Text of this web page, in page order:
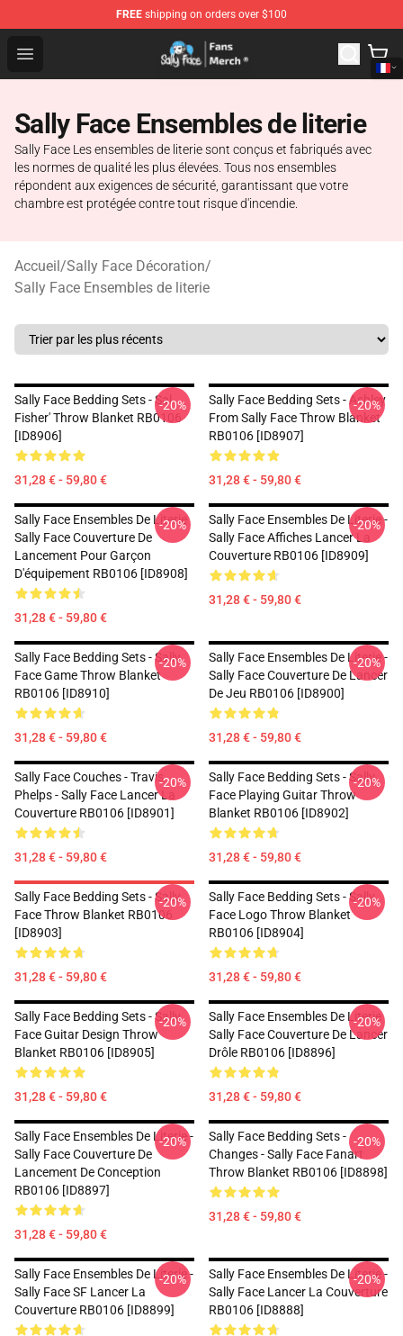
FREE shipping on orders over $100
Open menu
Sally Face Store - Official Sally Face Merchandise Shop
Sally Face Ensembles de literie
Sally Face Les ensembles de literie sont conçus et fabriqués avec
les normes de qualité les plus élevées. Tous nos ensembles
répondent aux exigences de sécurité, garantissant que votre
chambre est protégée contre tout risque d'incendie.
Accueil/Sally Face Décoration/
Sally Face Ensembles de literie
Sally Face Bedding Sets - Sal
Fisher' Throw Blanket RB0106
[ID8906]
31,28 € - 59,80 €
-20%
Sally Face Bedding Sets - Ashley
From Sally Face Throw Blanket
RB0106 [ID8907]
31,28 € - 59,80 €
-20%
Sally Face Ensembles De Literie
Sally Face Couverture De
Lancement Pour Garçon
D'équipement RB0106 [ID8908]
31,28 € - 59,80 €
-20%
Sally Face Ensembles De Literie -
Sally Face Affiches Lancer La
Couverture RB0106 [ID8909]
31,28 € - 59,80 €
-20%
Sally Face Bedding Sets - Sally
Face Game Throw Blanket
RB0106 [ID8910]
31,28 € - 59,80 €
-20%
Sally Face Ensembles De Literie -
Sally Face Couverture De Lancer
De Jeu RB0106 [ID8900]
31,28 € - 59,80 €
-20%
Sally Face Couches - Travis
Phelps - Sally Face Lancer La
Couverture RB0106 [ID8901]
31,28 € - 59,80 €
-20%
Sally Face Bedding Sets - Sally
Face Playing Guitar Throw
Blanket RB0106 [ID8902]
31,28 € - 59,80 €
-20%
Sally Face Bedding Sets - Sally
Face Throw Blanket RB0106
[ID8903]
31,28 € - 59,80 €
-20%
Sally Face Bedding Sets - Sally
Face Logo Throw Blanket
RB0106 [ID8904]
31,28 € - 59,80 €
-20%
Sally Face Bedding Sets - Sally
Face Guitar Design Throw
Blanket RB0106 [ID8905]
31,28 € - 59,80 €
-20%
Sally Face Ensembles De Literie
Sally Face Couverture De Lancer
Drôle RB0106 [ID8896]
31,28 € - 59,80 €
-20%
Sally Face Ensembles De Literie -
Sally Face Couverture De
Lancement De Conception
RB0106 [ID8897]
31,28 € - 59,80 €
-20%
Sally Face Bedding Sets -
Changes - Sally Face Fanart
Throw Blanket RB0106 [ID8898]
31,28 € - 59,80 €
-20%
Sally Face Ensembles De Literie -
Sally Face SF Lancer La
Couverture RB0106 [ID8899]
-20%
Sally Face Ensembles De Literie -
Sally Face Lancer La Couverture
RB0106 [ID8888]
-20%